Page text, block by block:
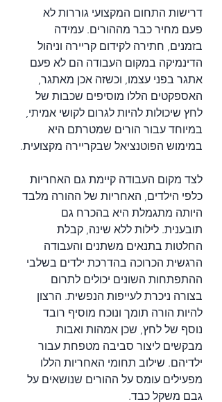
דרישות התחום המקצועי גוררות לא
פעם מחיר כבר מההורים. עמידה
בזמנים, חתירה לקידום קריירה וניהול
הדינמיקה במקום העבודה הם לא פעם
אתגר בפני עצמו, וכשזה אכן מאתגר,
האספקטים הללו מוסיפים שכבות של
לחץ שיכולות להיות לגרום לקושי אמיתי,
במיוחד עבור הורים שמטרתם היא
במימוש הפוטנציאל שבקריירה מקצועית.
לצד מקום העבודה קיימת גם האחריות
כלפי הילדים, האחריות של ההורה מלבד
היותה מתגמלת היא בהכרח גם
תובענית. לילות ללא שינה, קבלת
החלטות בתנאים משתנים והעבודה
הרגשית הכרוכה בהדרכת ילדים בשלבי
ההתפתחות השונים יכולים לתרום
בצורה ניכרת לעייפות הנפשית. הרצון
להיות הורה תומך ונוכח מוסיף רובד
נוסף של לחץ, שכן אמהות ואבות
מבקשים ליצור סביבה מטפחת עבור
ילדיהם. שילוב תחומי האחריות הללו
מפעילים עומס על ההורים שנושאים על
גבם משקל כבד.